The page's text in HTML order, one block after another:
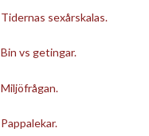
Tidernas sexårskalas.
Bin vs getingar.
Miljöfrågan.
Pappalekar.